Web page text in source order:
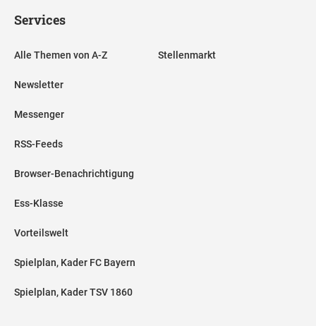
Services
Alle Themen von A-Z
Newsletter
Messenger
RSS-Feeds
Browser-Benachrichtigung
Ess-Klasse
Vorteilswelt
Spielplan, Kader FC Bayern
Spielplan, Kader TSV 1860
Stellenmarkt